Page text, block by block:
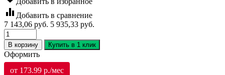
equalizer Добавить в сравнение
7 143,06 руб. 5 935,33 руб.
В корзину Купить в 1 клик
Оформить
от 173.99 р./мес